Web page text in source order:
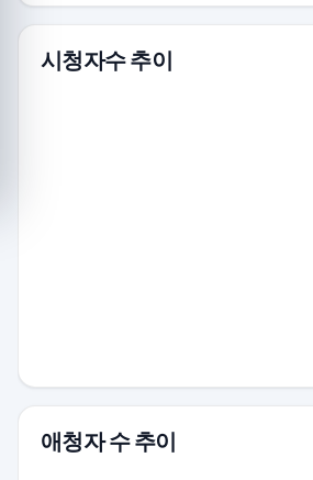
시청자수 추이
애청자 수 추이